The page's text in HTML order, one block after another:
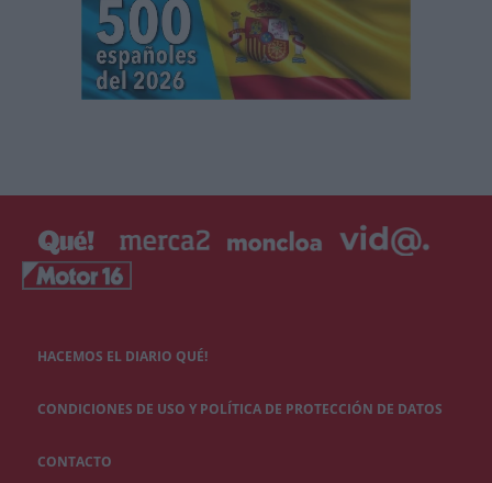
HACEMOS EL DIARIO QUÉ!
CONDICIONES DE USO Y POLÍTICA DE PROTECCIÓN DE DATOS
CONTACTO